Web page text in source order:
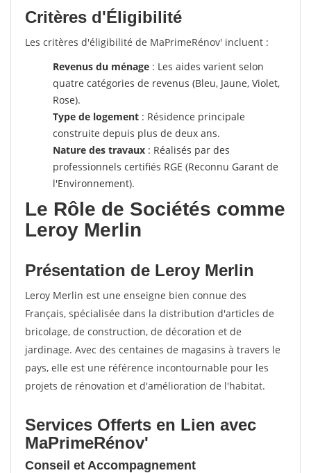
Critères d'Éligibilité
Les critères d'éligibilité de MaPrimeRénov' incluent :
Revenus du ménage : Les aides varient selon
quatre catégories de revenus (Bleu, Jaune, Violet,
Rose).
Type de logement : Résidence principale
construite depuis plus de deux ans.
Nature des travaux : Réalisés par des
professionnels certifiés RGE (Reconnu Garant de
l'Environnement).
Le Rôle de Sociétés comme
Leroy Merlin
Présentation de Leroy Merlin
Leroy Merlin est une enseigne bien connue des
Français, spécialisée dans la distribution d'articles de
bricolage, de construction, de décoration et de
jardinage. Avec des centaines de magasins à travers le
pays, elle est une référence incontournable pour les
projets de rénovation et d'amélioration de l'habitat.
Services Offerts en Lien avec
MaPrimeRénov'
Conseil et Accompagnement